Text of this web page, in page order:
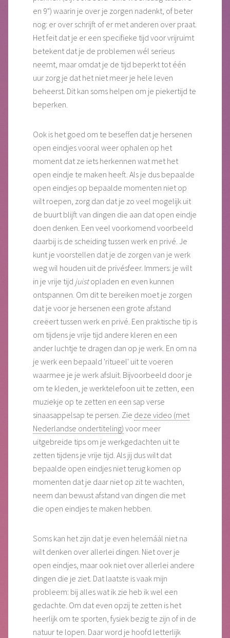
en 9") waarin je over je zorgen nadenkt, of beter
nog: er over schrijft of er met anderen over praat.
Het feit dat je er een specifieke tijd voor vrijruimt
betekent dat je de problemen wél serieus
neemt, maar omdat je de tijd beperkt tot één
uur zorg je dat het niet meer je hele leven
beheerst. Dit kan soms helpen om je piekertijd te
beperken.
Ook is het goed om te beseffen dat je hersenen
open eindjes vooral weer ophalen op het
moment dat ze iets herkennen wat met het
open eindje te maken heeft. Als je dus bepaalde
open eindjes op bepaalde momenten niet op
wilt roepen, zorg dan dat je zo veel mogelijk uit
de buurt blijft van dingen die aan dat open eindje
doen denken. Een veel voorkomend voorbeeld
daarbij is de scheiding tussen werk en privé. Je
kunt je voorstellen dat je de zorgen van je werk
weg wil houden uit de privésfeer. Immers: je wilt
in je vrije tijd juistopladen en even kunnen
ontspannen. Om dit te bereiken moet je zorgen
dat je voor je hersenen een grote afstand
creëert tussen werk en privé. Een praktische tip is
om tijdens je vrije tijd andere kleren en een
ander luchtje te dragen dan op je werk. En om na
je werk een bepaald 'ritueel' uit te voeren
waarmee je je werk afsluit. Bijvoorbeeld door je
om te kleden, je werktelefoon uit te zetten, een
muziekje op te zetten en een sap verse
sinaasappelsap te persen. Zie deze video (met
Nederlandse ondertiteling) voor meer
uitgebreide tips om je werkgedachten uit te
zetten tijdens je vrije tijd. Als jij dus wilt dat
bepaalde open eindjes niet terug komen op
momenten dat je daar niet op zit te wachten,
neem dan bewust afstand van dingen die met
die open eindjes te maken hebben.
Soms kan het zijn dat je even helemáál niet na
wilt denken over allerlei dingen. Niet over je
open eindjes, maar ook niet over allerlei andere
dingen die je ziet. Dat laatste is vaak mijn
probleem: bij alles wat ik zie heb ik wel een
gedachte. Om dat even opzij te zetten is het
heerlijk om te sporten, fysiek bezig te zijn of in de
natuur te lopen. Daar word je hoofd letterlijk